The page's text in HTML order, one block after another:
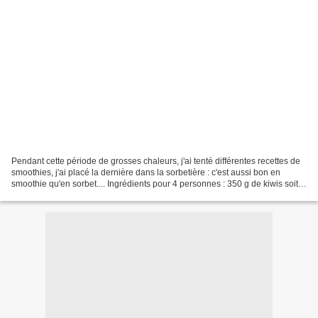
Pendant cette période de grosses chaleurs, j'ai tenté différentes recettes de
smoothies, j'ai placé la dernière dans la sorbetière : c'est aussi bon en
smoothie qu'en sorbet.... Ingrédients pour 4 personnes : 350 g de kiwis soit